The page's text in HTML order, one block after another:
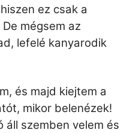
ez csak a
mégsem az
lefelé kanyarodik
és majd kiejtem a
mikor belenézek!
áll szemben velem és